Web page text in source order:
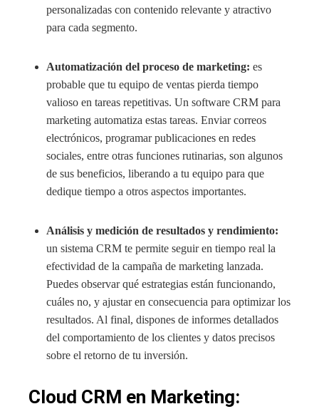
personalizadas con contenido relevante y atractivo
para cada segmento.
Automatización del proceso de marketing: es
probable que tu equipo de ventas pierda tiempo
valioso en tareas repetitivas. Un software CRM para
marketing automatiza estas tareas. Enviar correos
electrónicos, programar publicaciones en redes
sociales, entre otras funciones rutinarias, son algunos
de sus beneficios, liberando a tu equipo para que
dedique tiempo a otros aspectos importantes.
Análisis y medición de resultados y rendimiento:
un sistema CRM te permite seguir en tiempo real la
efectividad de la campaña de marketing lanzada.
Puedes observar qué estrategias están funcionando,
cuáles no, y ajustar en consecuencia para optimizar los
resultados. Al final, dispones de informes detallados
del comportamiento de los clientes y datos precisos
sobre el retorno de tu inversión.
Cloud CRM en Marketing: